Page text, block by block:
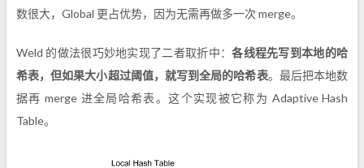
数很大，Global 更占优势，因为无需再做多一次 merge。
Weld 的做法很巧妙地实现了二者取折中：各线程先写到本地的哈
希表，但如果大小超过阈值，就写到全局的哈希表。最后把本地数
据再 merge 进全局哈希表。这个实现被它称为 Adaptive Hash
Table。